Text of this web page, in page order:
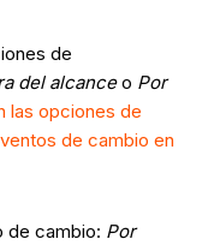
de
del alcanceo Por
las opciones de
de cambio en
de cambio: Por